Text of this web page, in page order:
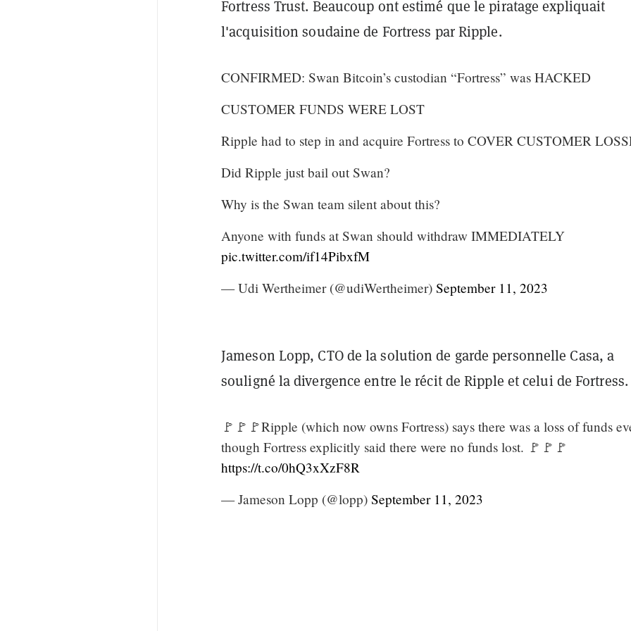
Fortress Trust. Beaucoup ont estimé que le piratage expliquait
l'acquisition soudaine de Fortress par Ripple.
CONFIRMED: Swan Bitcoin’s custodian “Fortress” was HACKED
CUSTOMER FUNDS WERE LOST
Ripple had to step in and acquire Fortress to COVER CUSTOMER
Did Ripple just bail out Swan?
Why is the Swan team silent about this?
Anyone with funds at Swan should withdraw IMMEDIATELY
pic.twitter.com/if14PibxfM
— Udi Wertheimer (@udiWertheimer) September 11, 2023
Jameson Lopp, CTO de la solution de garde personnelle Casa, a
souligné la divergence entre le récit de Ripple et celui de Fortress.
🚩🚩🚩Ripple (which now owns Fortress) says there was a loss of funds
though Fortress explicitly said there were no funds lost. 🚩🚩🚩
https://t.co/0hQ3xXzF8R
— Jameson Lopp (@lopp) September 11, 2023